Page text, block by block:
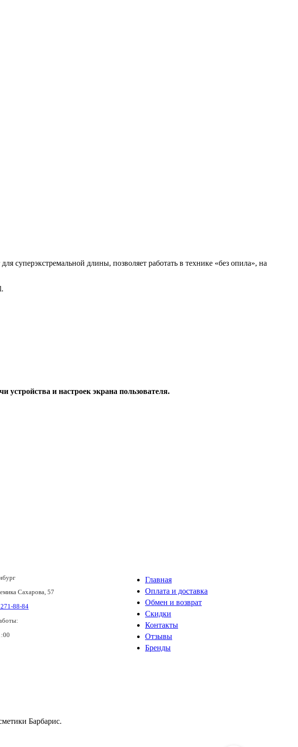
суперэкстремальной длины, позволяет работать в технике «без опила», на
устройства и настроек экрана пользователя.
Сахарова, 57
88-84
Главная
Оплата и доставка
Обмен и возврат
Скидки
Контакты
Отзывы
Бренды
Барбарис.